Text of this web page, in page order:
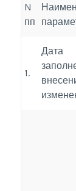
N
пп
1.
Дата